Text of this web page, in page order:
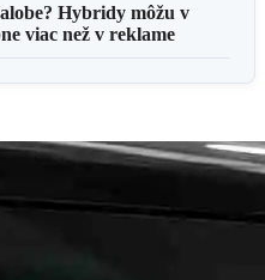
Hybridy môžu v
viac než v reklame